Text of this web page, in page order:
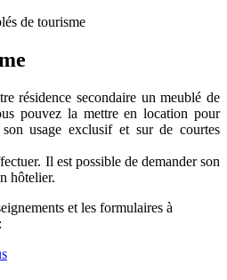
de tourisme
résidence secondaire un meublé de
pouvez la mettre en location pour
usage exclusif et sur de courtes
Il est possible de demander son
hôtelier.
et les formulaires à